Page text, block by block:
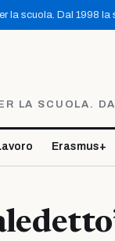
la scuola. Dal 1998 la
LA SCUOLA.
Erasmus+